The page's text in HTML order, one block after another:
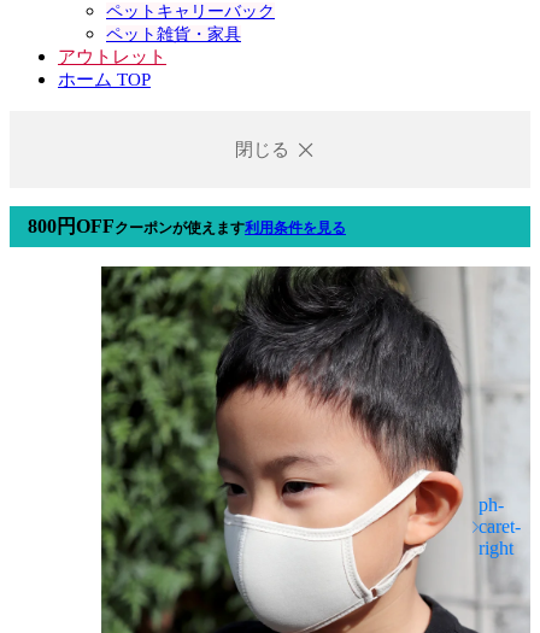
ペットキャリーバック
ペット雑貨・家具
アウトレット
ホーム TOP
閉じる
800円OFFクーポンが使えます利用条件を見る